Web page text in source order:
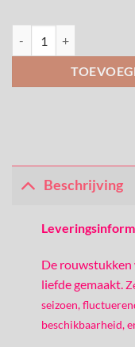
Beschrijving
De rouwstukken
liefde gemaakt.
seizoen,
beschikbaarheid,